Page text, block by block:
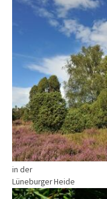
in der
Lüneburger Heide